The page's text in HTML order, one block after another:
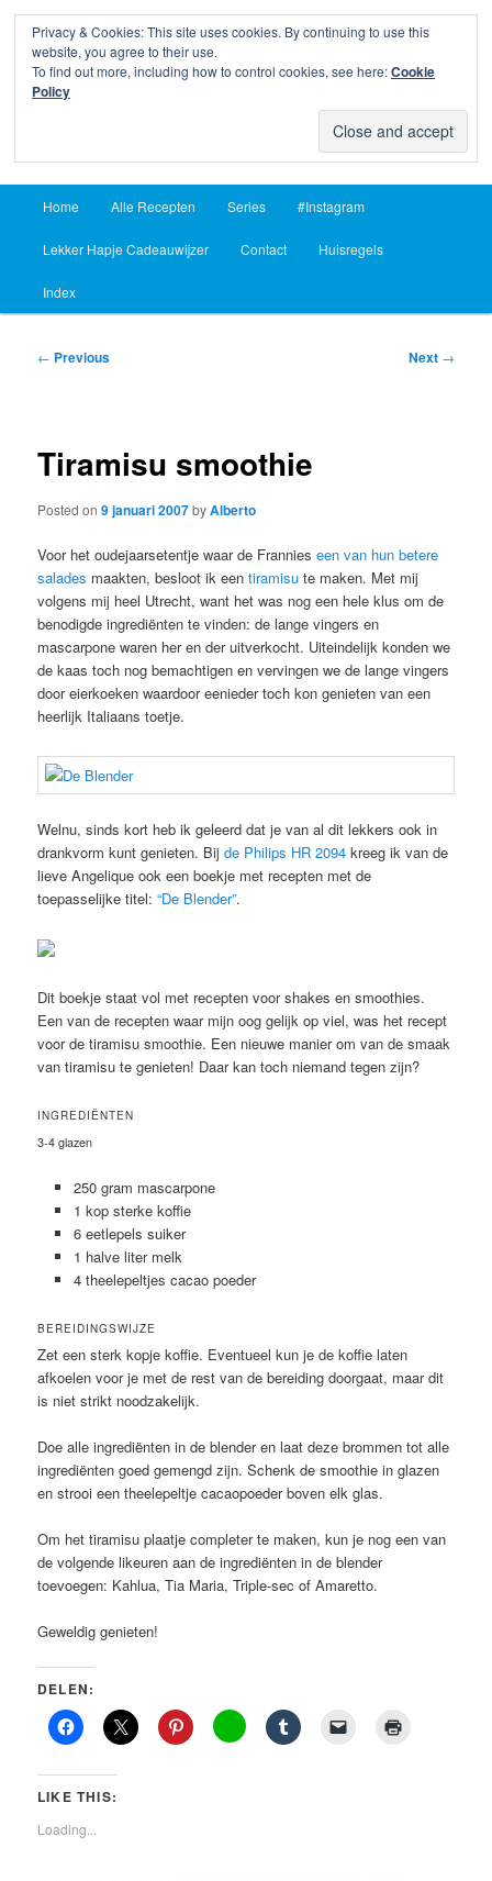
Lekker Hapje
Skip
to
primary
content
Skip
to
secondary
content
Home Alle Recepten Series #Instagram
Lekker Hapje Cadeauwijzer Contact Huisregels
Index
Post
← Previous Next →
Tiramisu smoothie
Posted on9 januari 2007byAlberto
Voor het oudejaarsetentje waar de Frannieseen van hun betere
salades maakten, besloot ik eentiramisu te maken. Met mij
volgens mij heel Utrecht, want het was nog een hele klus om de
benodigde ingrediënten te vinden: de lange vingers en
mascarpone waren her en der uitverkocht. Uiteindelijk konden we
de kaas toch nog bemachtigen en vervingen we de lange vingers
door eierkoeken waardoor eenieder toch kon genieten van een
heerlijk Italiaans toetje.
Welnu, sinds kort heb ik geleerd dat je van al dit lekkers ook in
drankvorm kunt genieten. Bijde Philips HR 2094 kreeg ik van de
lieve Angelique ook een boekje met recepten met de
toepasselijke titel:“De Blender”.
Dit boekje staat vol met recepten voor shakes en smoothies.
Een van de recepten waar mijn oog gelijk op viel, was het recept
voor de tiramisu smoothie. Een nieuwe manier om van de smaak
van tiramisu te genieten! Daar kan toch niemand tegen zijn?
INGREDIËNTEN
3-4 glazen
250 gram mascarpone
1 kop sterke koffie
6 eetlepels suiker
1 halve liter melk
4 theelepeltjes cacao poeder
BEREIDINGSWIJZE
Zet een sterk kopje koffie. Eventueel kun je de koffie laten
afkoelen voor je met de rest van de bereiding doorgaat, maar dit
is niet strikt noodzakelijk.
Doe alle ingrediënten in de blender en laat deze brommen tot alle
ingrediënten goed gemengd zijn. Schenk de smoothie in glazen
en strooi een theelepeltje cacaopoeder boven elk glas.
Om het tiramisu plaatje completer te maken, kun je nog een van
de volgende likeuren aan de ingrediënten in de blender
toevoegen: Kahlua, Tia Maria, Triple-sec of Amaretto.
Geweldig genieten!
DELEN:
LIKE THIS:
Loading...
Privacy & Cookies: This site uses cookies. By continuing to use this
website, you agree to their use.
To find out more, including how to control cookies, see here:Cookie
Policy